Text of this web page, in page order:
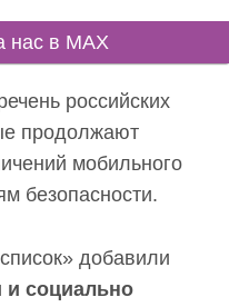
нас в MAX
российских
продолжают
мобильного
безопасности.
добавили
и социально